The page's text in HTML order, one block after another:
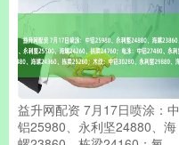
益升网配资 7月17日喷涂：中
铝25980、永利坚24880、海